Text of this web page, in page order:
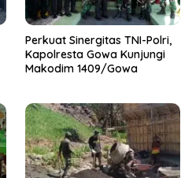
Perkuat Sinergitas TNI-Polri,
Kapolresta Gowa Kunjungi
Makodim 1409/Gowa